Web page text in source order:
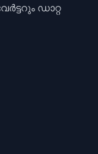
ഡാറ്റ